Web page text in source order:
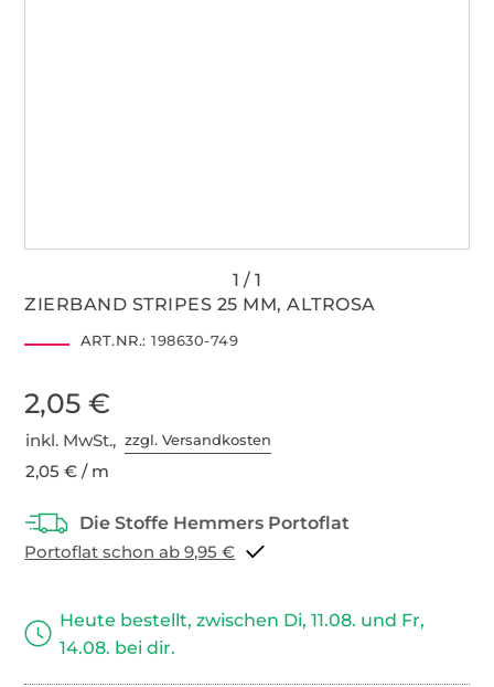
ZIERBAND STRIPES 25 MM, ALTROSA
ART.NR.: 198630-749
2,05 €
inkl. MwSt.,zzgl. Versandkosten
2,05 € / m
Portoflat schon ab 9,95 €
Heute bestellt, zwischen Di, 11.08. und Fr,
14.08. bei dir.